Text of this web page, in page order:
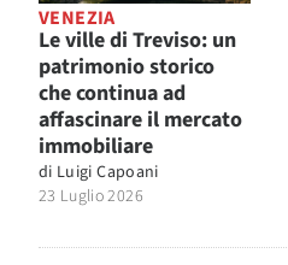
VENEZIA
Le ville di Treviso: un
patrimonio storico
che continua ad
affascinare il mercato
immobiliare
di Luigi Capoani
23 Luglio 2026